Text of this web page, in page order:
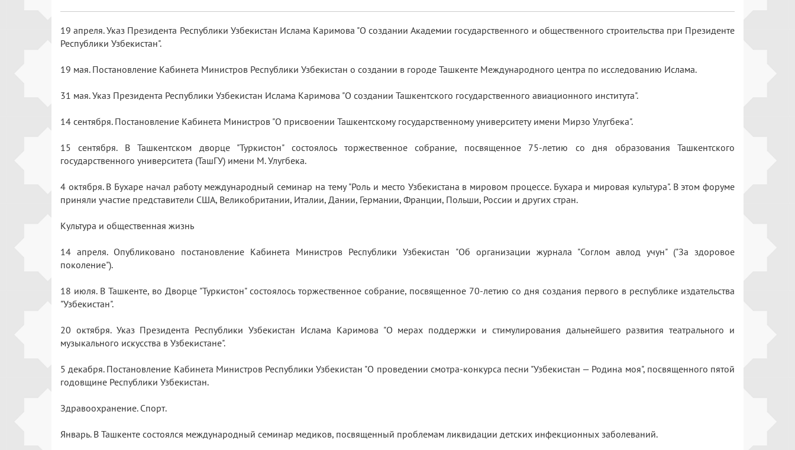
19 апреля. Указ Президента Республики Узбекистан Ислама Каримова "О создании Академии государственного и общественного строительства при Президенте
Республики Узбекистан".
19 мая. Постановление Кабинета Министров Республики Узбекистан о создании в городе Ташкенте Международного центра по исследованию Ислама.
31 мая. Указ Президента Республики Узбекистан Ислама Каримова "О создании Ташкентского государственного авиационного института".
14 сентября. Постановление Кабинета Министров "О присвоении Ташкентскому государственному университету имени Мирзо Улугбека".
15 сентября. В Ташкентском дворце "Туркистон" состоялось торжественное собрание, посвященное 75-летию со дня образования Ташкентского
государственного университета (ТашГУ) имени М. Улугбека.
4 октября. В Бухаре начал работу международный семинар на тему "Роль и место Узбекистана в мировом процессе. Бухара и мировая культура". В этом форуме
приняли участие представители США, Великобритании, Италии, Дании, Германии, Франции, Польши, России и других стран.
Культура и общественная жизнь
14 апреля. Опубликовано постановление Кабинета Министров Республики Узбекистан "Об организации журнала "Соглом авлод учун" ("За здоровое
поколение").
18 июля. В Ташкенте, во Дворце "Туркистон" состоялось торжественное собрание, посвященное 70-летию со дня создания первого в республике издательства
"Узбекистан".
20 октября. Указ Президента Республики Узбекистан Ислама Каримова "О мерах поддержки и стимулирования дальнейшего развития театрального и
музыкального искусства в Узбекистане".
5 декабря. Постановление Кабинета Министров Республики Узбекистан "О проведении смотра-конкурса песни "Узбекистан — Родина моя", посвященного пятой
годовщине Республики Узбекистан.
Здравоохранение. Спорт.
Январь. В Ташкенте состоялся международный семинар медиков, посвященный проблемам ликвидации детских инфекционных заболеваний.